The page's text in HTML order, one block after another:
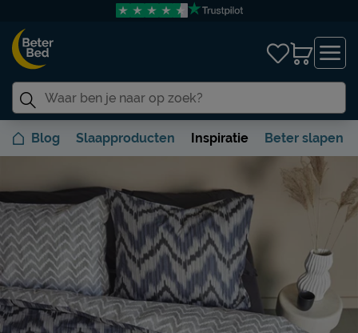
Blog Slaapproducten Inspiratie Beter slapen